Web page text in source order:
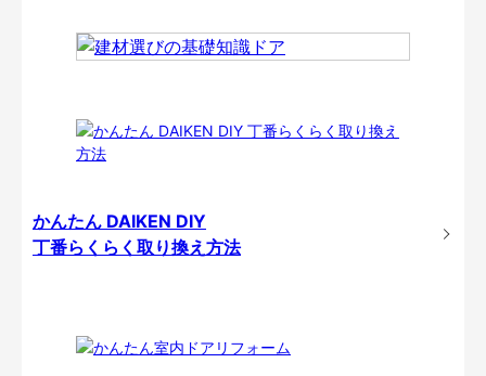
かんたん DAIKEN DIY
丁番らくらく取り換え方法